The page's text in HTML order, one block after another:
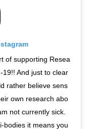
of supporting Resea
And just to clear
rather believe sens
own research abo
not currently sick.
bodies it means you